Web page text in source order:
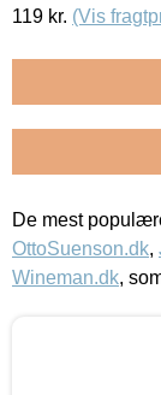
119 kr. (Vis
De mest
OttoSuenson.dk,
Wineman.dk,